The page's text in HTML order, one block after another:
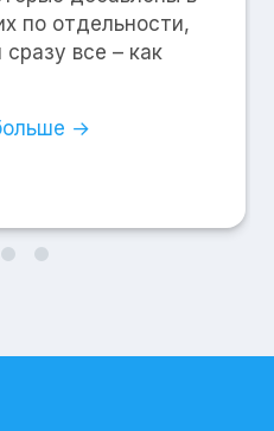
по отдельности,
все – как
→